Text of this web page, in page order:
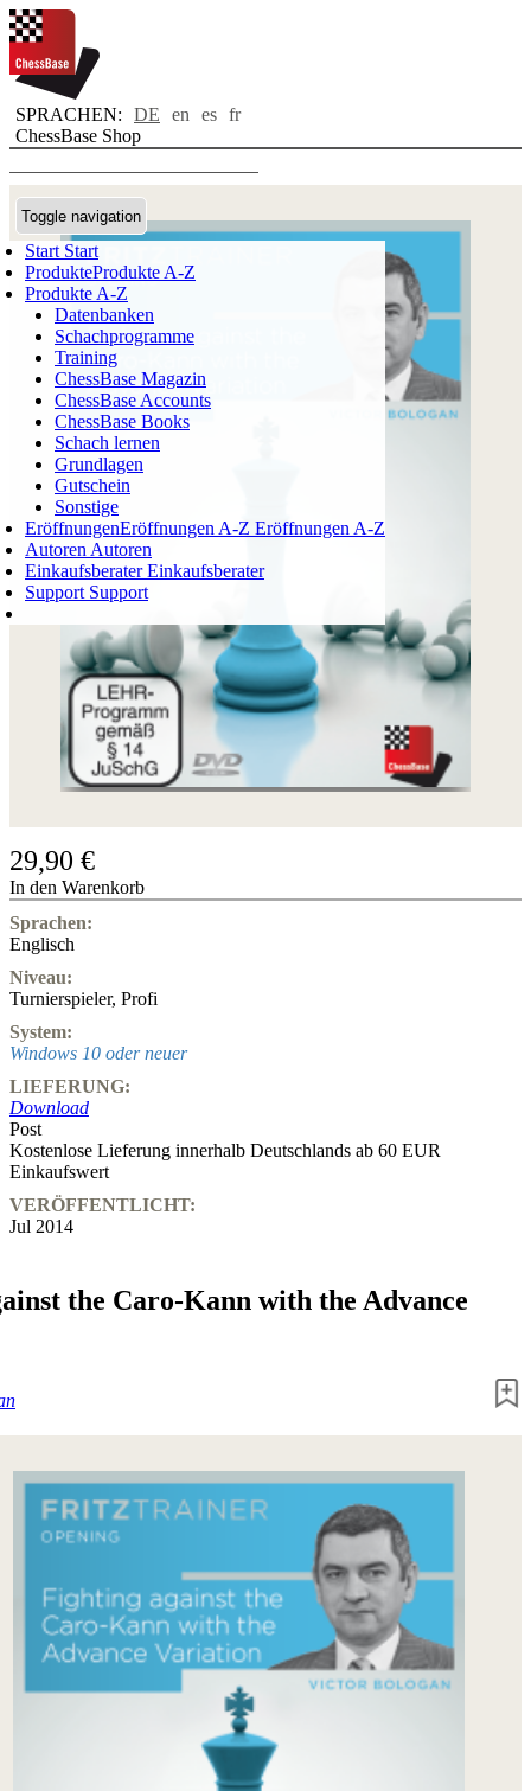
SPRACHEN: DE en es fr
ChessBase Shop
Toggle navigation
Start Start
ProdukteProdukte A-Z
Produkte A-Z
Datenbanken
Schachprogramme
Training
ChessBase Magazin
ChessBase Accounts
ChessBase Books
Schach lernen
Grundlagen
Gutschein
Sonstige
EröffnungenEröffnungen A-Z Eröffnungen A-Z
Autoren Autoren
EinkaufsberaterEinkaufsberater
Support Support
Login
WARENKORB
0ARTIKEL
0,00 €
✔
29,90 €
In den Warenkorb
Sprachen:
Englisch
Niveau:
Turnierspieler, Profi
System:
Windows 10 oder neuer
LIEFERUNG:
Download
Post
Kostenlose Lieferung innerhalb Deutschlands ab 60 EUR
Einkaufswert
VERÖFFENTLICHT:
Jul 2014
the Caro-Kann with the Advance